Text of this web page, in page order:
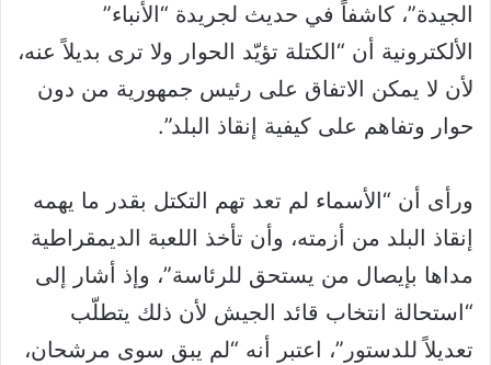
الجيدة”، كاشفاً في حديث لجريدة “الأنباء”
الألكترونية أن “الكتلة تؤيّد الحوار ولا ترى بديلاً عنه،
لأن لا يمكن الاتفاق على رئيس جمهورية من دون
حوار وتفاهم على كيفية إنقاذ البلد”.
ورأى أن “الأسماء لم تعد تهم التكتل بقدر ما يهمه
إنقاذ البلد من أزمته، وأن تأخذ اللعبة الديمقراطية
مداها بإيصال من يستحق للرئاسة”، وإذ أشار إلى
“استحالة انتخاب قائد الجيش لأن ذلك يتطلّب
تعديلاً للدستور”، اعتبر أنه “لم يبق سوى مرشحان،